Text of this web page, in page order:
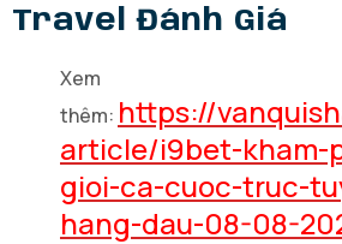
Travel Đánh Giá
Xem
thêm: https://
article/i9bet-kham-
gioi-ca-cuoc-truc-
hang-dau-08-08-